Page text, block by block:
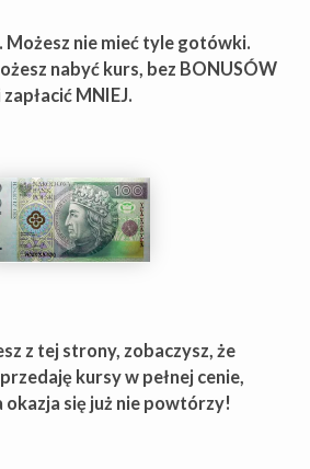
Możesz nie mieć tyle gotówki.
nabyć kurs, bez BONUSÓW
zapłacić MNIEJ.
z tej strony, zobaczysz, że
kursy w pełnej cenie,
się już nie powtórzy!